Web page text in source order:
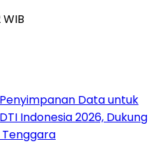
Penyimpanan Data untuk
Indonesia 2026, Dukung
Tenggara